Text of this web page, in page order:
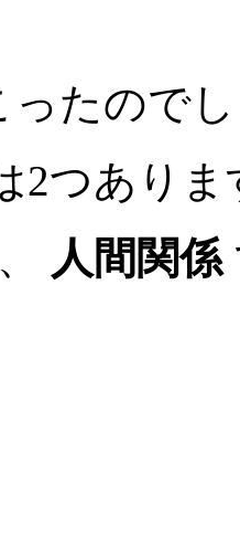
たのでし
2つありま
人間関係